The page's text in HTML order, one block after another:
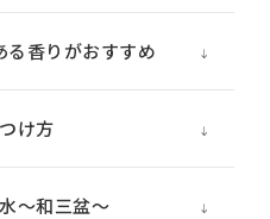
る香りがおすすめ
け方
～和三盆～